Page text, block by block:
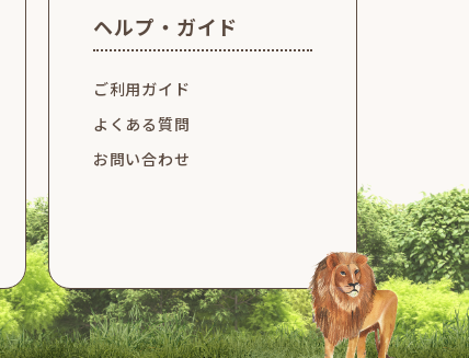
ヘルプ・ガイド
ご利用ガイド
よくある質問
お問い合わせ